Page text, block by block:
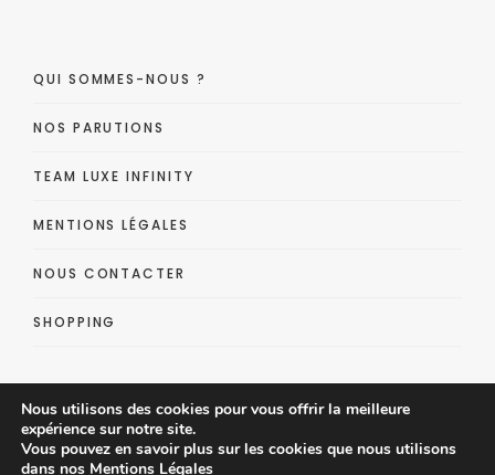
QUI SOMMES-NOUS ?
NOS PARUTIONS
TEAM LUXE INFINITY
MENTIONS LÉGALES
NOUS CONTACTER
SHOPPING
Nous utilisons des cookies pour vous offrir la meilleure
expérience sur notre site.
Vous pouvez en savoir plus sur les cookies que nous utilisons
dans nos Mentions Légales